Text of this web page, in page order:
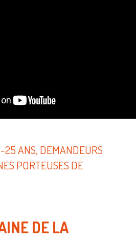
ANS, DEMANDEURS
PORTEUSES DE
DE LA